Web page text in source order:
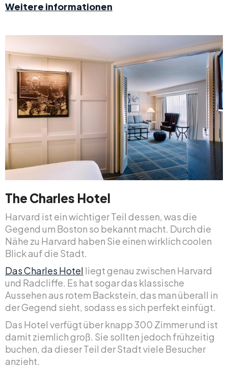
Weitere informationen
The Charles Hotel
Harvard ist ein wichtiger Teil dessen, was die
Gegend um Boston so bekannt macht. Durch die
Nähe zu Harvard haben Sie einen wirklich coolen
Blick auf die Stadt.
Das Charles Hotel liegt genau zwischen Harvard
und Radcliffe. Es hat sogar das klassische
Aussehen aus rotem Backstein, das man überall in
der Gegend sieht, sodass es sich perfekt einfügt.
Das Hotel verfügt über knapp 300 Zimmer und ist
damit ziemlich groß. Sie sollten jedoch frühzeitig
buchen, da dieser Teil der Stadt viele Besucher
anzieht.